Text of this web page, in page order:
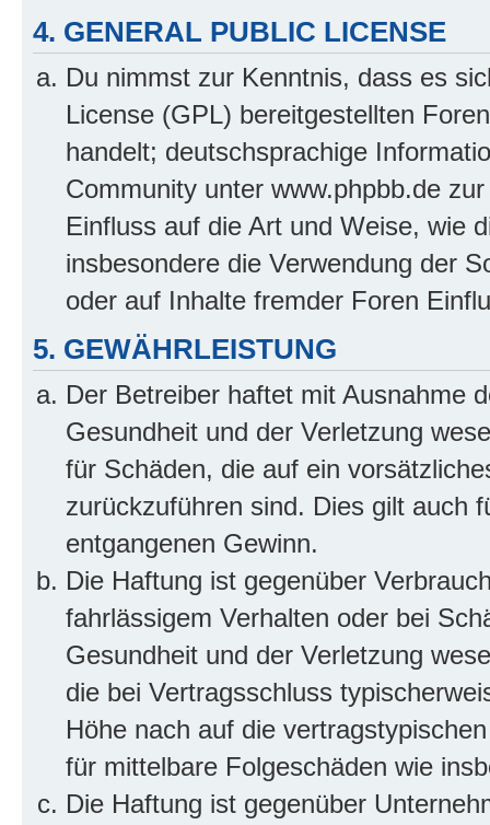
4. GENERAL PUBLIC LICENSE
Du nimmst zur Kenntnis, dass es
License (GPL) bereitgestellten
handelt; deutschsprachige
Community unter www.phpbb.de
Einfluss auf die Art und Weise, wie
insbesondere die Verwendung der
oder auf Inhalte fremder Foren
5. GEWÄHRLEISTUNG
Der Betreiber haftet mit Ausnahme
Gesundheit und der Verletzung
für Schäden, die auf ein
zurückzuführen sind. Dies gilt auch
entgangenen Gewinn.
Die Haftung ist gegenüber
fahrlässigem Verhalten oder bei
Gesundheit und der Verletzung
die bei Vertragsschluss
Höhe nach auf die
für mittelbare Folgeschäden wie
Die Haftung ist gegenüber